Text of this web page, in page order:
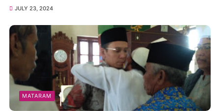
JULY 23, 2024
MATARAM